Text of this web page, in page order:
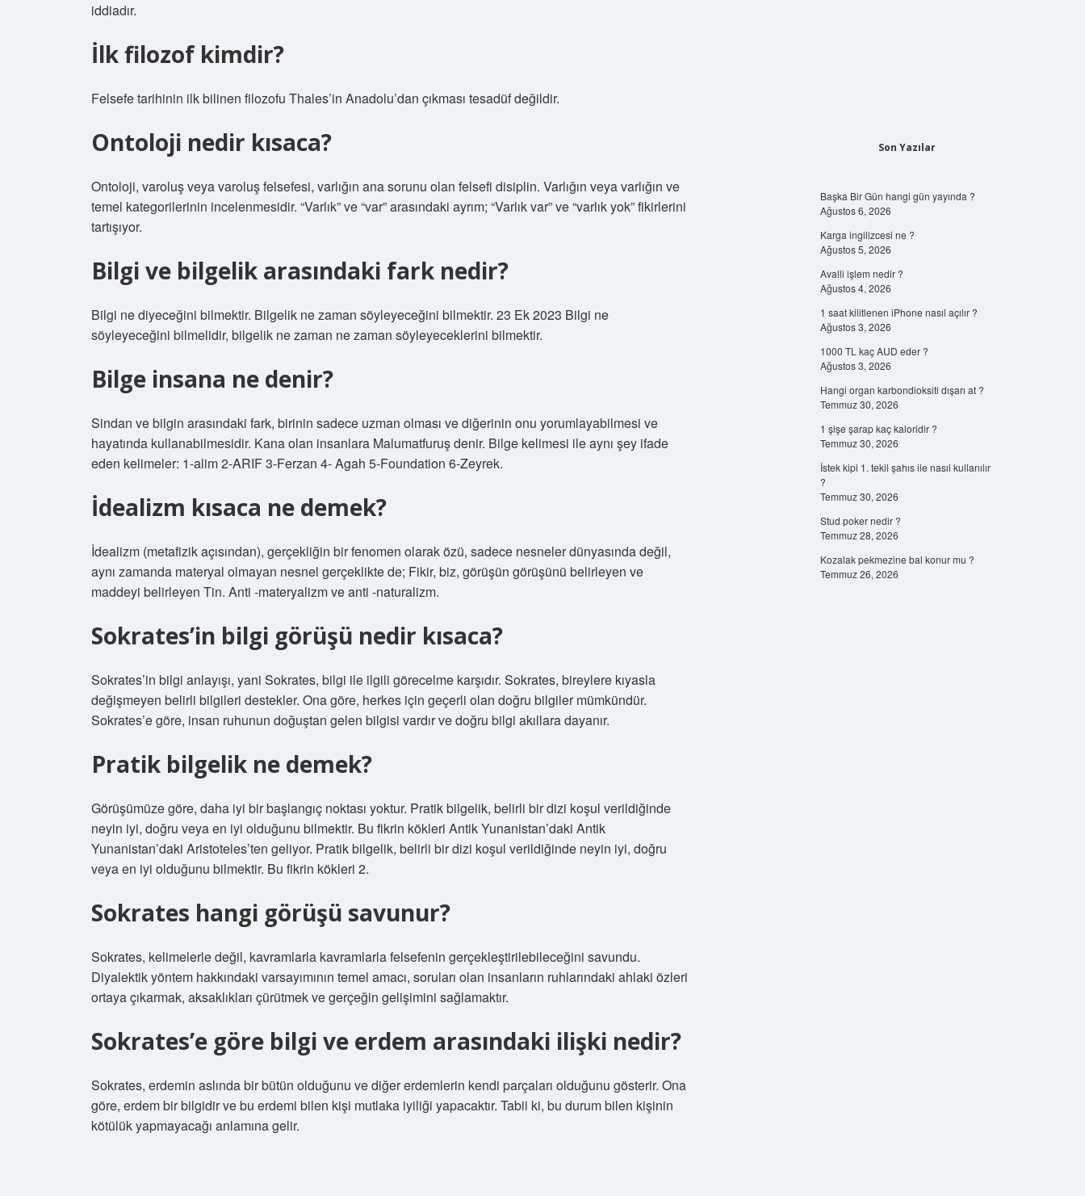
iddiadır.
İlk filozof kimdir?
Felsefe tarihinin ilk bilinen filozofu Thales’in Anadolu’dan çıkması tesadüf değildir.
Ontoloji nedir kısaca?
Ontoloji, varoluş veya varoluş felsefesi, varlığın ana sorunu olan felsefi disiplin. Varlığın veya varlığın ve
temel kategorilerinin incelenmesidir. “Varlık” ve “var” arasındaki ayrım; “Varlık var” ve “varlık yok” fikirlerini
tartışıyor.
Bilgi ve bilgelik arasındaki fark nedir?
Bilgi ne diyeceğini bilmektir. Bilgelik ne zaman söyleyeceğini bilmektir. 23 Ek 2023 Bilgi ne
söyleyeceğini bilmelidir, bilgelik ne zaman ne zaman söyleyeceklerini bilmektir.
Bilge insana ne denir?
Sindan ve bilgin arasındaki fark, birinin sadece uzman olması ve diğerinin onu yorumlayabilmesi ve
hayatında kullanabilmesidir. Kana olan insanlara Malumatfuruş denir. Bilge kelimesi ile aynı şey ifade
eden kelimeler: 1-alim 2-ARIF 3-Ferzan 4- Agah 5-Foundation 6-Zeyrek.
İdealizm kısaca ne demek?
İdealizm (metafizik açısından), gerçekliğin bir fenomen olarak özü, sadece nesneler dünyasında değil,
aynı zamanda materyal olmayan nesnel gerçeklikte de; Fikir, biz, görüşün görüşünü belirleyen ve
maddeyi belirleyen Tin. Anti -materyalizm ve anti -naturalizm.
Sokrates’in bilgi görüşü nedir kısaca?
Sokrates’in bilgi anlayışı, yani Sokrates, bilgi ile ilgili görecelme karşıdır. Sokrates, bireylere kıyasla
değişmeyen belirli bilgileri destekler. Ona göre, herkes için geçerli olan doğru bilgiler mümkündür.
Sokrates’e göre, insan ruhunun doğuştan gelen bilgisi vardır ve doğru bilgi akıllara dayanır.
Pratik bilgelik ne demek?
Görüşümüze göre, daha iyi bir başlangıç ​​noktası yoktur. Pratik bilgelik, belirli bir dizi koşul verildiğinde
neyin iyi, doğru veya en iyi olduğunu bilmektir. Bu fikrin kökleri Antik Yunanistan’daki Antik
Yunanistan’daki Aristoteles’ten geliyor. Pratik bilgelik, belirli bir dizi koşul verildiğinde neyin iyi, doğru
veya en iyi olduğunu bilmektir. Bu fikrin kökleri 2.
Sokrates hangi görüşü savunur?
Sokrates, kelimelerle değil, kavramlarla kavramlarla felsefenin gerçekleştirilebileceğini savundu.
Diyalektik yöntem hakkındaki varsayımının temel amacı, soruları olan insanların ruhlarındaki ahlaki özleri
ortaya çıkarmak, aksaklıkları çürütmek ve gerçeğin gelişimini sağlamaktır.
Sokrates’e göre bilgi ve erdem arasındaki ilişki nedir?
Sokrates, erdemin aslında bir bütün olduğunu ve diğer erdemlerin kendi parçaları olduğunu gösterir. Ona
göre, erdem bir bilgidir ve bu erdemi bilen kişi mutlaka iyiliği yapacaktır. Tabii ki, bu durum bilen kişinin
kötülük yapmayacağı anlamına gelir.
Son Yazılar
Başka Bir Gün hangi gün yayında ?
Ağustos 6, 2026
Karga ingilizcesi ne ?
Ağustos 5, 2026
Avalli işlem nedir ?
Ağustos 4, 2026
1 saat kilitlenen iPhone nasıl açılır ?
Ağustos 3, 2026
1000 TL kaç AUD eder ?
Ağustos 3, 2026
Hangi organ karbondioksiti dışarı at ?
Temmuz 30, 2026
1 şişe şarap kaç kaloridir ?
Temmuz 30, 2026
İstek kipi 1. tekil şahıs ile nasıl kullanılır
?
Temmuz 30, 2026
Stud poker nedir ?
Temmuz 28, 2026
Kozalak pekmezine bal konur mu ?
Temmuz 26, 2026